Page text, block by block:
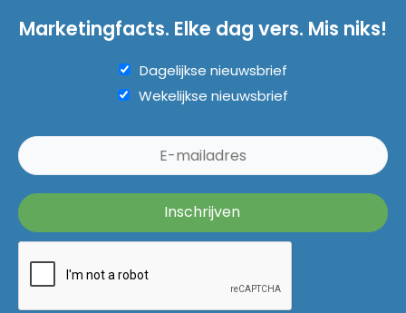
Marketingfacts. Elke dag vers. Mis niks!
Dagelijkse nieuwsbrief
Wekelijkse nieuwsbrief